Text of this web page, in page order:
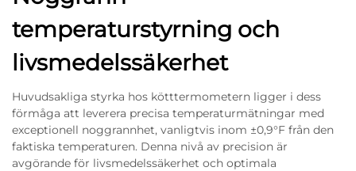
temperaturstyrning och
livsmedelssäkerhet
Huvudsakliga styrka hos kötttermometern ligger i dess
förmåga att leverera precisa temperaturmätningar med
exceptionell noggrannhet, vanligtvis inom ±0,9°F från den
faktiska temperaturen. Denna nivå av precision är
avgörande för livsmedelssäkerhet och optimala